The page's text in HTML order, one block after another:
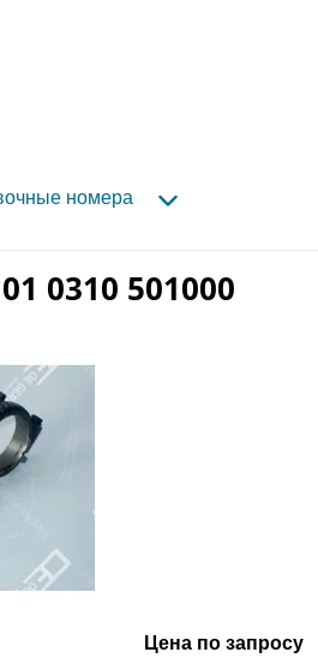
номера
0310 501000
Цена по запросу